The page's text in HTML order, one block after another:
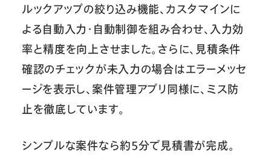
ルックアップの絞り込み機能、カスタマインに
よる自動入力・自動制御を組み合わせ、入力効
率と精度を向上させました。さらに、見積条件
確認のチェックが未入力の場合はエラーメッセ
ージを表示し、案件管理アプリ同様に、ミス防
止を徹底しています。
シンプルな案件なら約5分で見積書が完成。